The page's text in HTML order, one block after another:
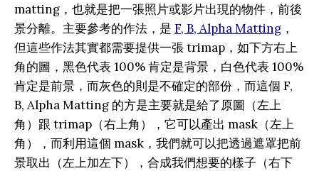
matting，也就是把一張照片或影片出現的物件，前後
景分離。主要參考的作法，是 F, B, Alpha Matting ，
但這些作法其實都需要提供一張 trimap，如下方右上
角的圖，黑色代表 100% 肯定是背景，白色代表 100%
肯定是前景，而灰色的則是不確定的部份，而這個 F,
B, Alpha Matting 的方是主要就是給了原圖（左上
角）跟 trimap（右上角），它可以產出 mask（左上
角），而利用這個 mask，我們就可以把透過遮罩把前
景取出（左上加左下），合成我們想要的樣子（右下